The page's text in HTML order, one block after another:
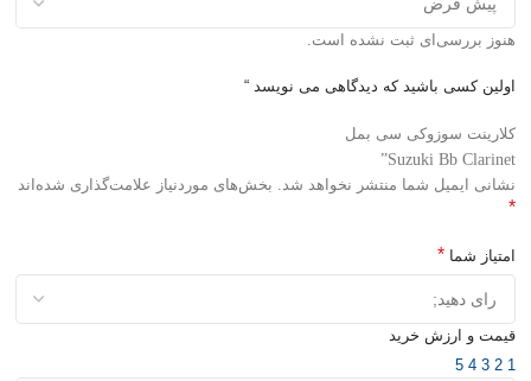
هنوز بررسی‌ای ثبت نشده است.
اولین کسی باشید که دیدگاهی می نویسد “
کلارینت سوزوکی سی بمل
Suzuki Bb Clarinet”
نشانی ایمیل شما منتشر نخواهد شد.
بخش‌های موردنیاز علامت‌گذاری شده‌اند
*
امتیاز شما *
قیمت و ارزش خرید
1
2
3
4
5